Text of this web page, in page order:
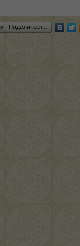
Поделиться…